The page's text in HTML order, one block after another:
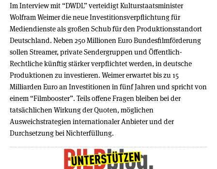
Im Interview mit “DWDL” verteidigt Kulturstaatsminister
Wolfram Weimer die neue Investitionsverpflichtung für
Mediendienste als großen Schub für den Produktionsstandort
Deutschland. Neben 250 Millionen Euro Bundesfilmförderung
sollen Streamer, private Sendergruppen und Öffentlich-
Rechtliche künftig stärker verpflichtet werden, in deutsche
Produktionen zu investieren. Weimer erwartet bis zu 15
Milliarden Euro an Investitionen in fünf Jahren und spricht von
einem “Filmbooster”. Teils offene Fragen bleiben bei der
tatsächlichen Wirkung der Quoten, möglichen
Ausweichstrategien internationaler Anbieter und der
Durchsetzung bei Nichterfüllung.